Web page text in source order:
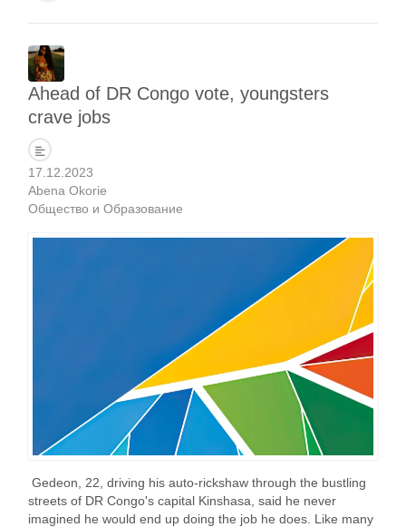
Ahead of DR Congo vote, youngsters
crave jobs
17.12.2023
Abena Okorie
Общество и Образование
Gedeon, 22, driving his auto-rickshaw through the bustling
streets of DR Congo's capital Kinshasa, said he never
imagined he would end up doing the job he does. Like many